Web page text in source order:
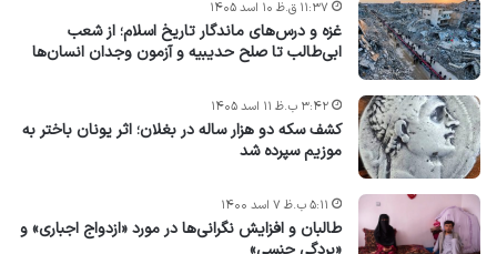
غزه و درس‌های ماندگار تاریخ اسلام؛ از شعب
ابی‌طالب تا صلح حدیبیه و آزمون وجدان انسان‌ها
۱۱:۳۷ ق.ظ ۱۰ اسد ۱۴۰۵
کشف سکه دو هزار ساله در بغلان؛ اثر یونان باختر به
موزیم سپرده شد
۳:۴۲ ب.ظ ۱۱ اسد ۱۴۰۵
طالبان و افزایش نگرانی‌ها در مورد «ازدواج اجباری» و
۵:۱۱ ب.ظ ۷ اسد ۱۴۰۰